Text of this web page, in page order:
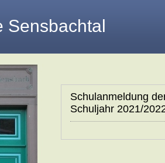
Sensbachtal
Schulanmeldung
Schuljahr 2021/